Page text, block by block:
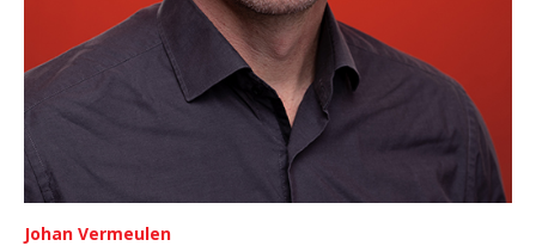
Johan Vermeulen